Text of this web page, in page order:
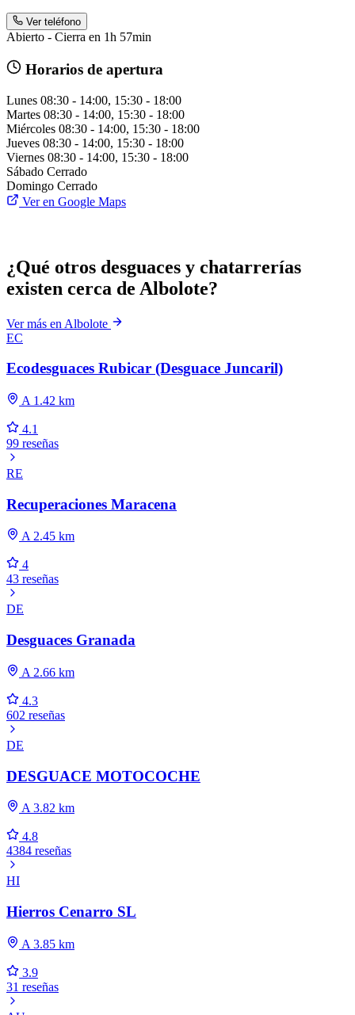
Ver teléfono
Abierto - Cierra en 1h 57min
Horarios de apertura
Lunes 08:30 - 14:00, 15:30 - 18:00
Martes 08:30 - 14:00, 15:30 - 18:00
Miércoles 08:30 - 14:00, 15:30 - 18:00
Jueves 08:30 - 14:00, 15:30 - 18:00
Viernes 08:30 - 14:00, 15:30 - 18:00
Sábado Cerrado
Domingo Cerrado
Ver en Google Maps
¿Qué otros desguaces y chatarrerías
existen cerca de Albolote?
Ver más en Albolote
EC
Ecodesguaces Rubicar (Desguace Juncaril)
A 1.42 km
4.1
99 reseñas
RE
Recuperaciones Maracena
A 2.45 km
4
43 reseñas
DE
Desguaces Granada
A 2.66 km
4.3
602 reseñas
DE
DESGUACE MOTOCOCHE
A 3.82 km
4.8
4384 reseñas
HI
Hierros Cenarro SL
A 3.85 km
3.9
31 reseñas